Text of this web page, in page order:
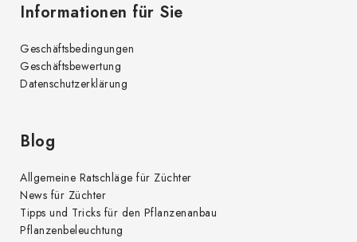
Informationen für Sie
Geschäftsbedingungen
Geschäftsbewertung
Datenschutzerklärung
Blog
Allgemeine Ratschläge für Züchter
News für Züchter
Tipps und Tricks für den Pflanzenanbau
Pflanzenbeleuchtung